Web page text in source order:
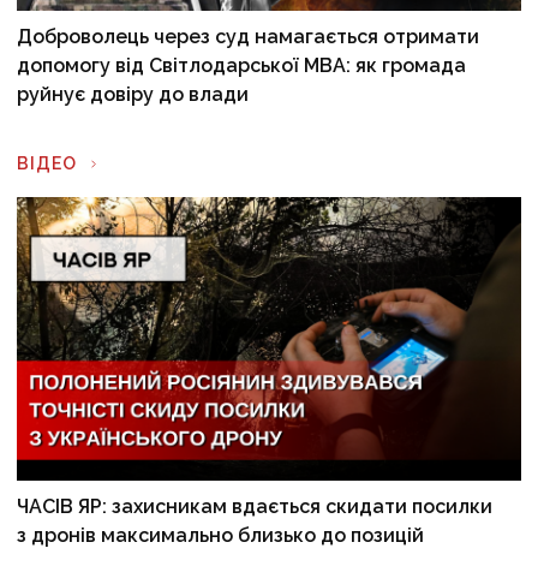
Доброволець через суд намагається отримати
допомогу від Світлодарської МВА: як громада
руйнує довіру до влади
ВІДЕО
ЧАСІВ ЯР: захисникам вдається скидати посилки
з дронів максимально близько до позицій